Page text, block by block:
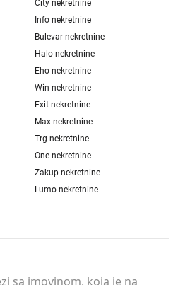
sa imovinom, koja je na
City nekretnine
Info nekretnine
Bulevar nekretnine
Halo nekretnine
Eho nekretnine
Win nekretnine
Exit nekretnine
Max nekretnine
Trg nekretnine
One nekretnine
Zakup nekretnine
Lumo nekretnine